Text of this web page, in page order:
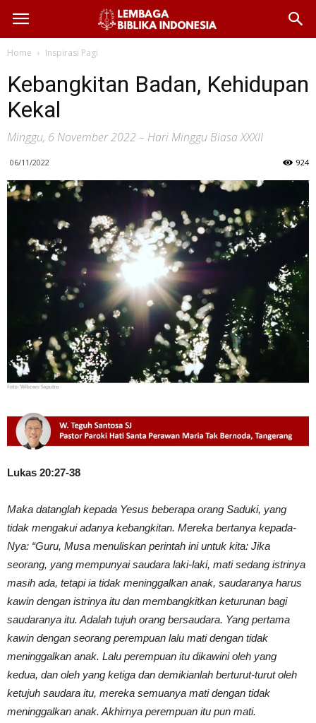
Home Inspirasi Pagi
Kebangkitan Badan, Kehidupan
Kekal
Minggu, 6 November 2022 – Hari Minggu Biasa XXXII
06/11/2022 924
Lukas 20:27-38
Maka datanglah kepada Yesus beberapa orang Saduki, yang
tidak mengakui adanya kebangkitan. Mereka bertanya kepada-
Nya: “Guru, Musa menuliskan perintah ini untuk kita: Jika
seorang, yang mempunyai saudara laki-laki, mati sedang istrinya
masih ada, tetapi ia tidak meninggalkan anak, saudaranya harus
kawin dengan istrinya itu dan membangkitkan keturunan bagi
saudaranya itu. Adalah tujuh orang bersaudara. Yang pertama
kawin dengan seorang perempuan lalu mati dengan tidak
meninggalkan anak. Lalu perempuan itu dikawini oleh yang
kedua, dan oleh yang ketiga dan demikianlah berturut-turut oleh
ketujuh saudara itu, mereka semuanya mati dengan tidak
meninggalkan anak. Akhirnya perempuan itu pun mati.